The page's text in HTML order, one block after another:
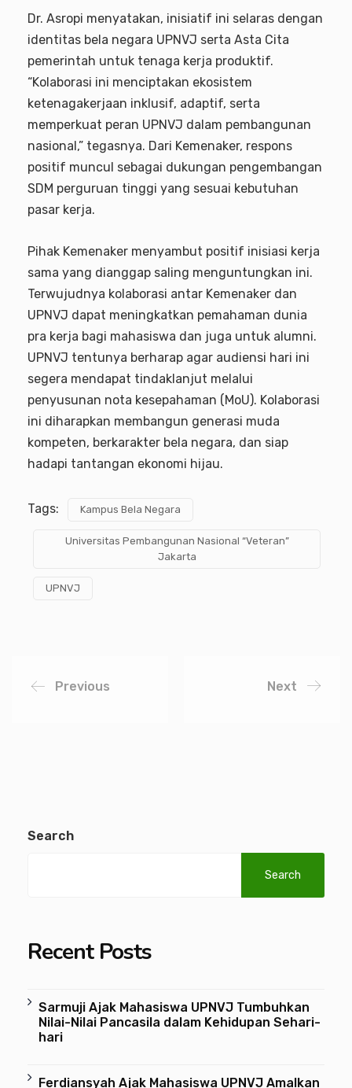
Dr. Asropi menyatakan, inisiatif ini selaras dengan
identitas bela negara UPNVJ serta Asta Cita
pemerintah untuk tenaga kerja produktif.
“Kolaborasi ini menciptakan ekosistem
ketenagakerjaan inklusif, adaptif, serta
memperkuat peran UPNVJ dalam pembangunan
nasional,” tegasnya. Dari Kemenaker, respons
positif muncul sebagai dukungan pengembangan
SDM perguruan tinggi yang sesuai kebutuhan
pasar kerja.
Pihak Kemenaker menyambut positif inisiasi kerja
sama yang dianggap saling menguntungkan ini.
Terwujudnya kolaborasi antar Kemenaker dan
UPNVJ dapat meningkatkan pemahaman dunia
pra kerja bagi mahasiswa dan juga untuk alumni.
UPNVJ tentunya berharap agar audiensi hari ini
segera mendapat tindaklanjut melalui
penyusunan nota kesepahaman (MoU). Kolaborasi
ini diharapkan membangun generasi muda
kompeten, berkarakter bela negara, dan siap
hadapi tantangan ekonomi hijau.
Tags: Kampus Bela Negara
Universitas Pembangunan Nasional “Veteran”
Jakarta
UPNVJ
Previous Next
Search
Search
Recent Posts
Sarmuji Ajak Mahasiswa UPNVJ Tumbuhkan
Nilai-Nilai Pancasila dalam Kehidupan Sehari-
hari
Ferdiansyah Ajak Mahasiswa UPNVJ Amalkan